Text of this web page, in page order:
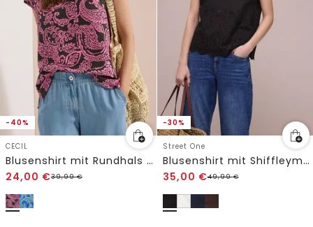
-40%
CECIL
Blusenshirt mit Rundhals und Print
24,00 €39,99€
-30%
Street One
Blusenshirt mit Shiffleymuster
35,00 €49,99€